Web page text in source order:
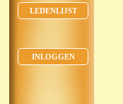
LEDENLIJST
INLOGGEN